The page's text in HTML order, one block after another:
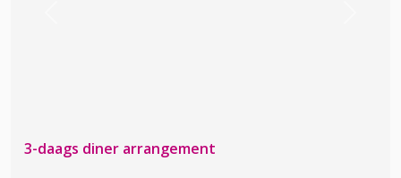
3-daags diner arrangement